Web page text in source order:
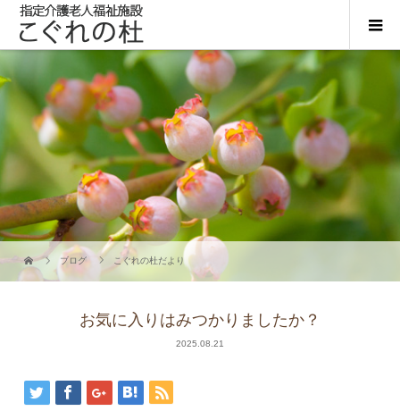
ブログ こぐれの杜だより
お気に入りはみつかりましたか？
2025.08.21